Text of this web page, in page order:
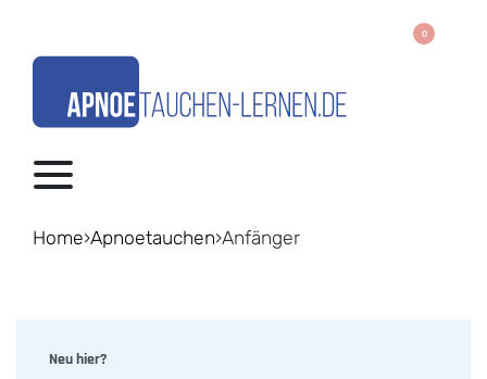
0
Home›Apnoetauchen›Anfänger
Neu hier?